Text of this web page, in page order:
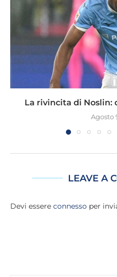
La rivincita di Noslin:
Agosto
LEAVE A
Devi essere connesso per